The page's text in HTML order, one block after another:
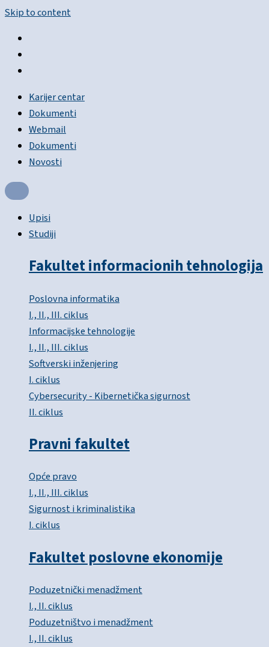
Skip to content
Karijer centar
Dokumenti
Webmail
Dokumenti
Novosti
Upisi
Studiji
Fakultet informacionih tehnologija
Poslovna informatika
I., II., III. ciklus
Informacijske tehnologije
I., II., III. ciklus
Softverski inženjering
I. ciklus
Cybersecurity - Kibernetička sigurnost
II. ciklus
Pravni fakultet
Opće pravo
I., II., III. ciklus
Sigurnost i kriminalistika
I. ciklus
Fakultet poslovne ekonomije
Poduzetnički menadžment
I., II. ciklus
Poduzetništvo i menadžment
I., II. ciklus